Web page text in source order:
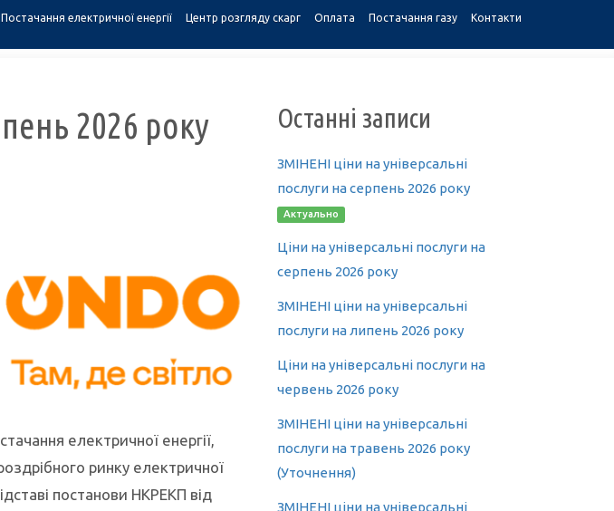
Постачання електричної енергії Центр розгляду скарг Оплата Постачання газу Контакти
2026 року
електричної енергії,
ринку електричної
постанови НКРЕКП від
Останні записи
ЗМІНЕНІ ціни на універсальні
послуги на серпень 2026 року
Актуально
Ціни на універсальні послуги на
серпень 2026 року
ЗМІНЕНІ ціни на універсальні
послуги на липень 2026 року
Ціни на універсальні послуги на
червень 2026 року
ЗМІНЕНІ ціни на універсальні
послуги на травень 2026 року
(Уточнення)
ЗМІНЕНІ ціни на універсальні